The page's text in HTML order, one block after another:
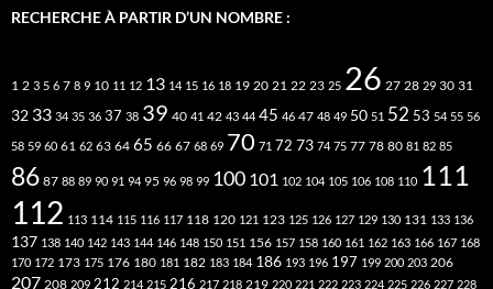
RECHERCHE À PARTIR D’UN NOMBRE :
1 2 3 5 6 7 8 9 10 11 12 13 14 15 16 18 19 20 21 22 23 25 26 27 28 29 30 31
32 33 34 35 36 37 38 39 40 41 42 43 44 45 46 47 48 49 50 51 52 53 54 55 56
58 59 60 61 62 63 64 65 66 67 68 69 70 71 72 73 74 75 77 78 80 81 82 85
86 87 88 89 90 91 94 95 96 98 99 100 101 102 104 105 106 108 110 111
112 113 114 115 116 117 118 120 121 123 125 126 127 129 130 131 133 136
137 138 140 142 143 144 146 148 150 151 156 157 158 160 161 162 163 166 167 168
170 172 173 175 176 180 181 182 183 184 186 193 196 197 199 200 203 206
207 208 209 212 214 215 216 217 218 219 220 221 222 223 224 225 226 227 228